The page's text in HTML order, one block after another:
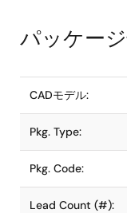
パッケー
CADモデル:
Pkg. Type:
Pkg. Code:
Lead Count (#):